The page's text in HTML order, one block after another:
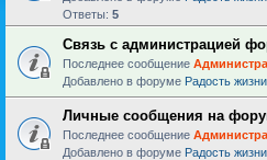
Ответы: 5
Связь с администрацией
Последнее сообщение
Добавлено в форуме Радость жизни
Личные сообщения на
Последнее сообщение
Добавлено в форуме Радость жизни